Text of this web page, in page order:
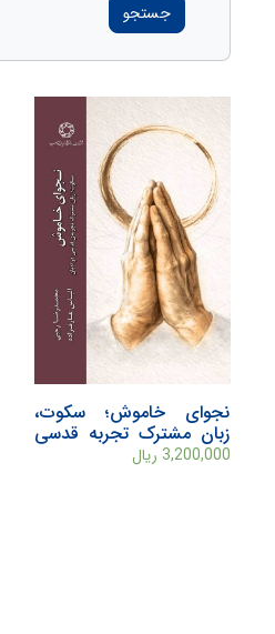
جستجو
نجوای خاموش؛ سکوت،
زبان مشترک تجربه قدسی
در ادیان
3,200,000 ریال